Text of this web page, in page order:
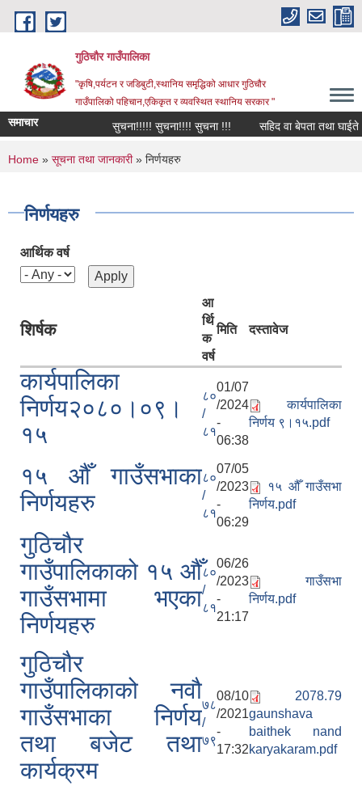
Skip to main content
गुठिचौर गाउँपालिका
"कृषि,पर्यटन र जडिबुटी,स्थानिय समृद्धिको आधार गुठिचौर
गाउँपालिको पहिचान,एकिकृत र व्यवस्थित स्थानिय सरकार "
समाचार सुचना!!!!! सुचना!!!! सुचना !!! सहिद वा बेपता तथा घाईते
You are here
Home » सूचना तथा जानकारी» निर्णयहरु
निर्णयहरु
आर्थिक वर्ष
शिर्षक
आ
र्थि
क
वर्ष
मिति दस्तावेज
कार्यपालिका
निर्णय२०८०।०९।
१५
८०
/
८१
01/07
/2024
-
06:38
कार्यपालिका
निर्णय ९।१५.pdf
१५ औँ गाउँसभाका
निर्णयहरु
८०
/
८१
07/05
/2023
-
06:29
१५ औँ गाउँसभा
निर्णय.pdf
गुठिचौर
गाउँपालिकाको १५ औँ
गाउँसभामा भएका
निर्णयहरु
८०
/
८१
06/26
/2023
-
21:17
गाउँसभा
निर्णय.pdf
गुठिचौर
गाउँपालिकाको नवौ
गाउँसभाका निर्णय
तथा बजेट तथा
कार्यक्रम
७८
/
७९
08/10
/2021
-
17:32
2078.79
gaunshava
baithek nand
karyakaram.pdf